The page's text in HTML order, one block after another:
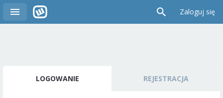
Zaloguj się
LOGOWANIE REJESTRACJA